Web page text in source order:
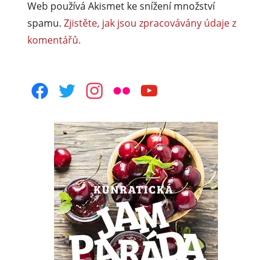
Web používá Akismet ke snížení množství
spamu. Zjistěte, jak jsou zpracovávány údaje z
komentářů.
facebooktwitterinstagram
flickr youtube